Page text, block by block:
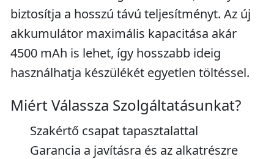
biztosítja a hosszú távú teljesítményt. Az új
akkumulátor maximális kapacitása akár
4500 mAh is lehet, így hosszabb ideig
használhatja készülékét egyetlen töltéssel.
Miért Válassza Szolgáltatásunkat?
Szakértő csapat tapasztalattal
Garancia a javításra és az alkatrészre